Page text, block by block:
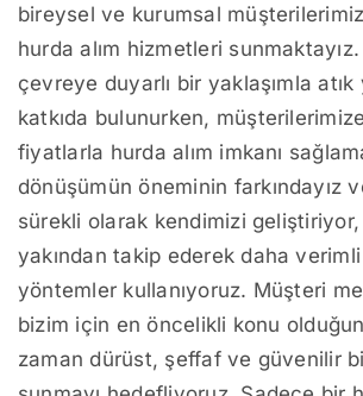
bireysel ve kurumsal
hurda alım hizmetleri sunmaktayız.
çevreye duyarlı bir yaklaşımla
katkıda bulunurken,
fiyatlarla hurda alım imkanı
dönüşümün öneminin farkındayız
sürekli olarak kendimizi
yakından takip ederek daha
yöntemler kullanıyoruz. Müşteri
bizim için en öncelikli konu
zaman dürüst, şeffaf ve güvenilir